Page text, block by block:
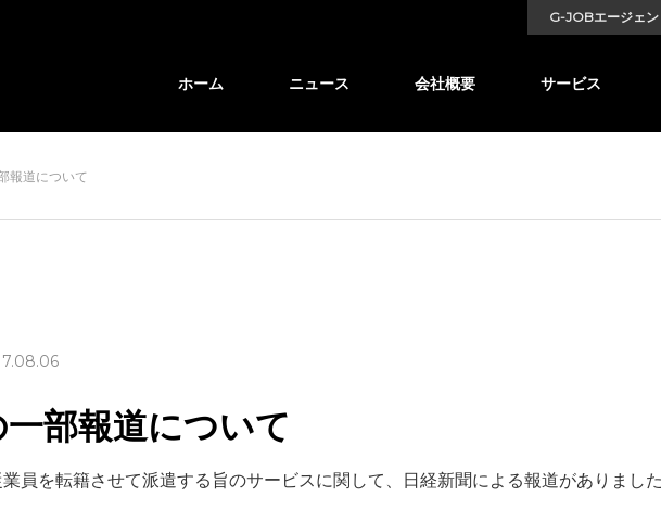
G-JOBエージェン
ホーム ニュース 会社概要 サービス
報道について
部報道について
員を転籍させて派遣する旨のサービスに関して、日経新聞による報道がありまし